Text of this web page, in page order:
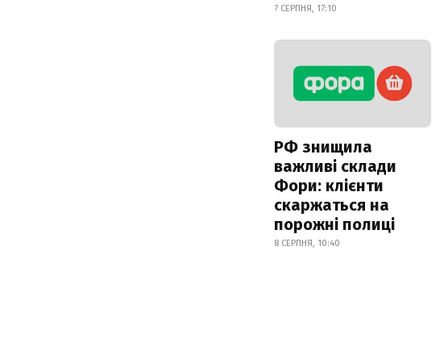
7 СЕРПНЯ, 17:10
РФ знищила
важливі склади
Фори: клієнти
скаржаться на
порожні полиці
8 СЕРПНЯ, 10:40